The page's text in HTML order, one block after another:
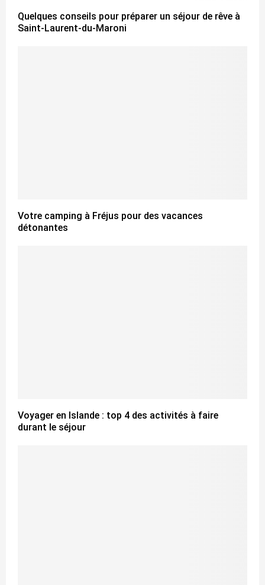
Quelques conseils pour préparer un séjour de rêve à
Saint-Laurent-du-Maroni
Votre camping à Fréjus pour des vacances
détonantes
Voyager en Islande : top 4 des activités à faire
durant le séjour